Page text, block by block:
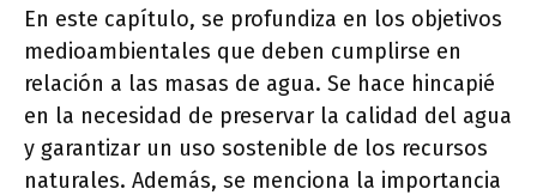
En este capítulo, se profundiza en los objetivos
medioambientales que deben cumplirse en
relación a las masas de agua. Se hace hincapié
en la necesidad de preservar la calidad del agua
y garantizar un uso sostenible de los recursos
naturales. Además, se menciona la importancia